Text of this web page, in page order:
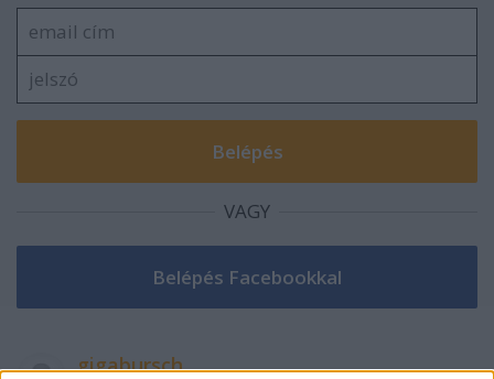
VAGY
gigabursch